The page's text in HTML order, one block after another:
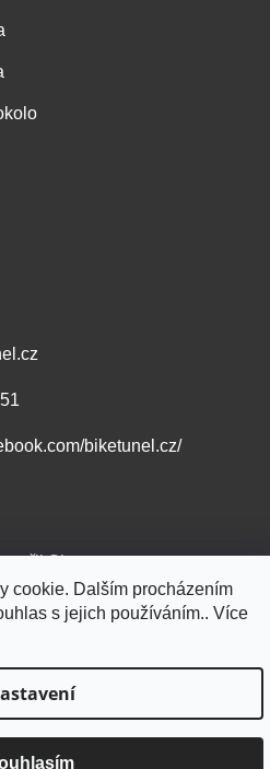
cookie. Dalším procházením
s jejich používáním.. Více
biketunel.cz/
Shoptet
. Všechna práva vyhrazena.